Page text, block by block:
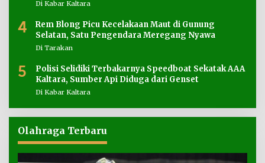
Di Kabar Kaltara
4
Rem Blong Picu Kecelakaan Maut di Gunung
Selatan, Satu Pengendara Meregang Nyawa
Di Tarakan
5
Polisi Selidiki Terbakarnya Speedboat Sekatak AAA
Kaltara, Sumber Api Diduga dari Genset
Di Kabar Kaltara
Olahraga Terbaru